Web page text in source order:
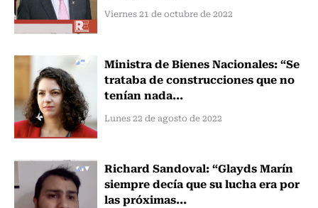
Viernes 21 de octubre de 2022
Ministra de Bienes Nacionales: “Se
trataba de construcciones que no
tenían nada...
Lunes 22 de agosto de 2022
Richard Sandoval: “Glayds Marín
siempre decía que su lucha era por
las próximas...